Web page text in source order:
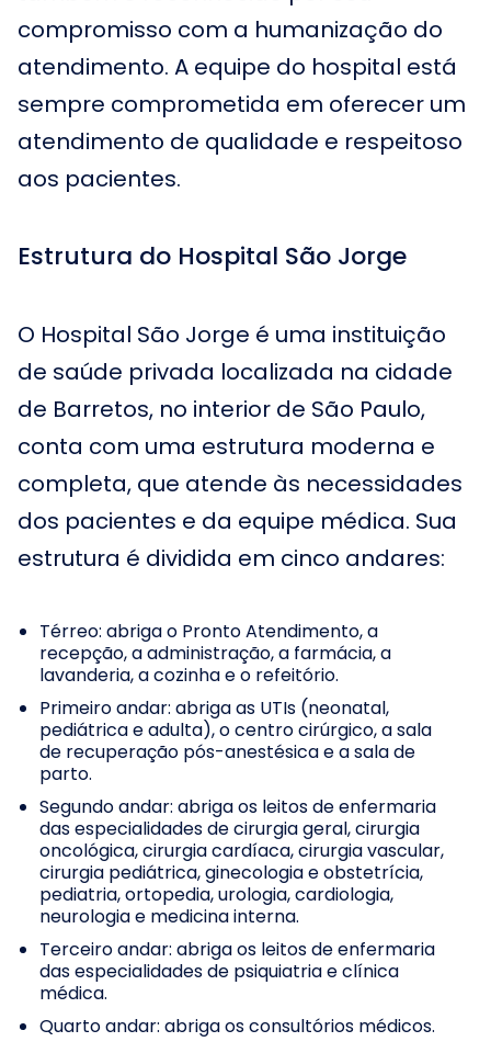
compromisso com a humanização do
atendimento. A equipe do hospital está
sempre comprometida em oferecer um
atendimento de qualidade e respeitoso
aos pacientes.
Estrutura do Hospital São Jorge
O Hospital São Jorge é uma instituição
de saúde privada localizada na cidade
de Barretos, no interior de São Paulo,
conta com uma estrutura moderna e
completa, que atende às necessidades
dos pacientes e da equipe médica. Sua
estrutura é dividida em cinco andares:
Térreo: abriga o Pronto Atendimento, a
recepção, a administração, a farmácia, a
lavanderia, a cozinha e o refeitório.
Primeiro andar: abriga as UTIs (neonatal,
pediátrica e adulta), o centro cirúrgico, a sala
de recuperação pós-anestésica e a sala de
parto.
Segundo andar: abriga os leitos de enfermaria
das especialidades de cirurgia geral, cirurgia
oncológica, cirurgia cardíaca, cirurgia vascular,
cirurgia pediátrica, ginecologia e obstetrícia,
pediatria, ortopedia, urologia, cardiologia,
neurologia e medicina interna.
Terceiro andar: abriga os leitos de enfermaria
das especialidades de psiquiatria e clínica
médica.
Quarto andar: abriga os consultórios médicos.